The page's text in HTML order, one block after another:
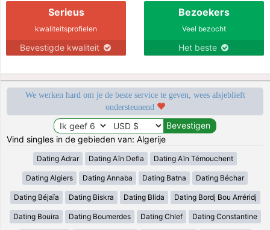
Serieus
kwaliteitsprofielen
Bevestigde kwaliteit
Bezoekers
Veel bezocht
Het beste
We werken hard om je de beste service te geven, wees alsjeblieft
ondersteunend
Vind singles in de gebieden van: Algerije
Dating Adrar Dating Aïn Defla Dating Aïn Témouchent
Dating Algiers Dating Annaba Dating Batna Dating Béchar
Dating Béjaïa Dating Biskra Dating Blida Dating Bordj Bou Arréridj
Dating Bouira Dating Boumerdes Dating Chlef Dating Constantine